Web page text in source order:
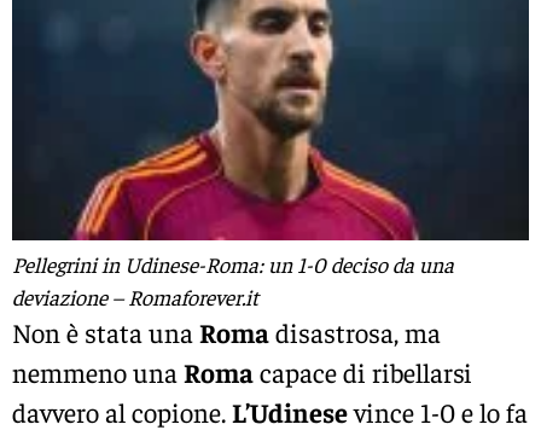
Pellegrini in Udinese-Roma: un 1-0 deciso da una
deviazione – Romaforever.it
Non è stata una Romadisastrosa, ma
nemmeno una Romacapace di ribellarsi
davvero al copione.L’Udinesevince 1-0 e lo fa